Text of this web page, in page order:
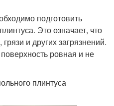
подготовить
Это означает, что
и других загрязнений.
ровная и не
плинтуса